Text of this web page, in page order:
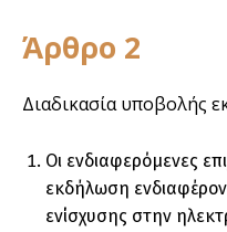
Άρθρο 2
Διαδικασία υποβολής
Οι ενδιαφερόμενες
εκδήλωση
ενίσχυσης στην